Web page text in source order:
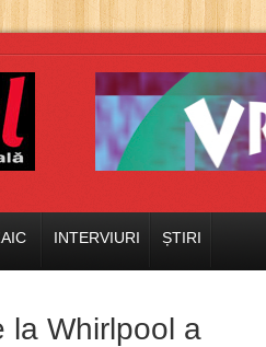
INTERVIURI ȘTIRI
la Whirlpool a